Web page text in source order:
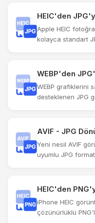
HEIC'den
Apple HEIC
kolayca standart
WEBP'den
WEBP grafiklerini
desteklenen JPG
AVIF - JPG
Yeni nesil AVIF
uyumlu JPG
HEIC'den
iPhone HEIC
çözünürlüklü